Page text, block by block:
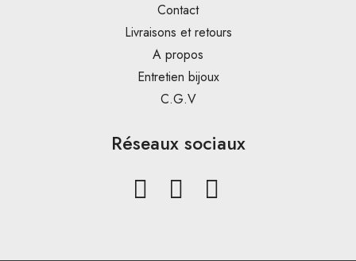
Contact
Livraisons et retours
A propos
Entretien bijoux
C.G.V
Réseaux sociaux